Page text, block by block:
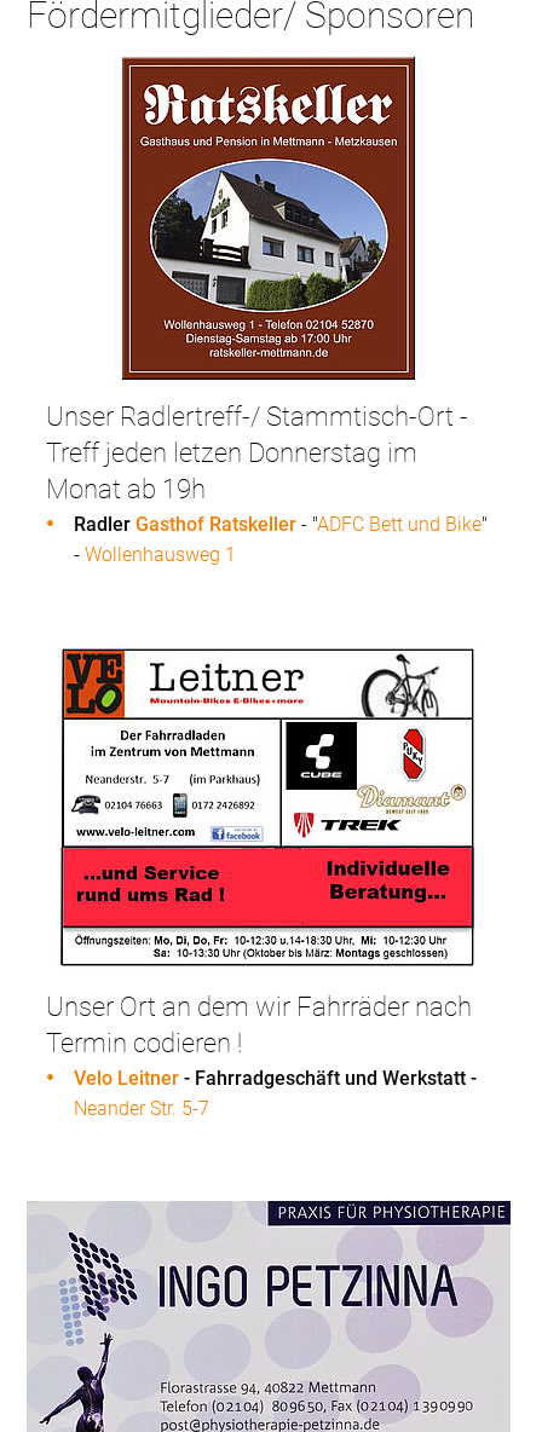
Fördermitglieder/ Sponsoren
Unser Radlertreff-/ Stammtisch-Ort -
Treff jeden letzen Donnerstag im
Monat ab 19h
RadlerGasthof Ratskeller - "ADFC Bett und Bike"
-Wollenhausweg 1
Unser Ort an dem wir Fahrräder nach
Termin codieren !
Velo Leitner - Fahrradgeschäft und Werkstatt -
Neander Str. 5-7